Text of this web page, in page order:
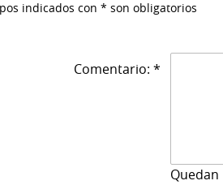
indicados con * son obligatorios
Comentario: *
Quedan